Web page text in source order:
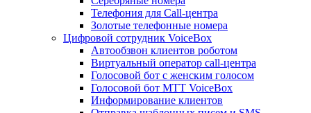
Телефония для Call-центра
Золотые телефонные номера
Цифровой сотрудник VoiceBox
Автообзвон клиентов роботом
Виртуальный оператор call-центра
Голосовой бот с женским голосом
Голосовой бот МТТ VoiceBox
Информирование клиентов